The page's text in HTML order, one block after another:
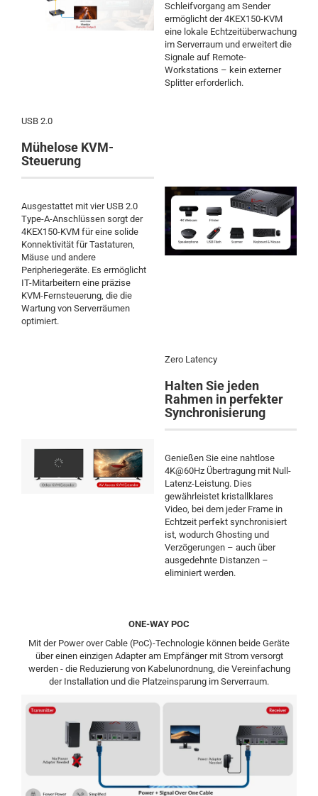
Schleifvorgang am Sender
ermöglicht der 4KEX150-KVM
eine lokale Echtzeitüberwachung
im Serverraum und erweitert die
Signale auf Remote-
Workstations – kein externer
Splitter erforderlich.
USB 2.0
Mühelose KVM-
Steuerung
Ausgestattet mit vier USB 2.0
Type-A-Anschlüssen sorgt der
4KEX150-KVM für eine solide
Konnektivität für Tastaturen,
Mäuse und andere
Peripheriegeräte. Es ermöglicht
IT-Mitarbeitern eine präzise
KVM-Fernsteuerung, die die
Wartung von Serverräumen
optimiert.
Zero Latency
Halten Sie jeden
Rahmen in perfekter
Synchronisierung
Genießen Sie eine nahtlose
4K@60Hz Übertragung mit Null-
Latenz-Leistung. Dies
gewährleistet kristallklares
Video, bei dem jeder Frame in
Echtzeit perfekt synchronisiert
ist, wodurch Ghosting und
Verzögerungen – auch über
ausgedehnte Distanzen –
eliminiert werden.
ONE-WAY POC
Mit der Power over Cable (PoC)-Technologie können beide Geräte
über einen einzigen Adapter am Empfänger mit Strom versorgt
werden - die Reduzierung von Kabelunordnung, die Vereinfachung
der Installation und die Platzeinsparung im Serverraum.